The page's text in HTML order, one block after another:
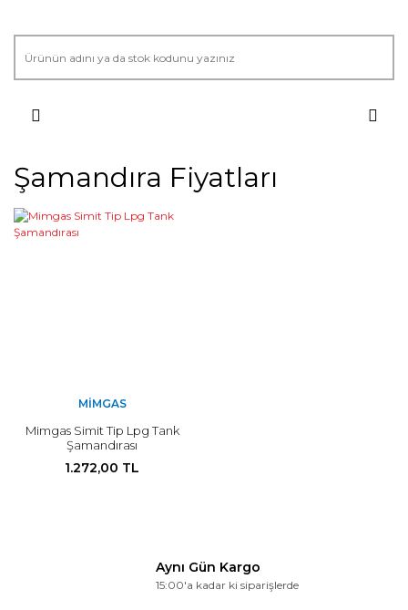
Şamandıra Fiyatları
MIMGAS
Mimgas Simit Tip Lpg Tank
Şamandırası
1.272,00 TL
Aynı Gün Kargo
15:00'a kadar ki siparişlerde